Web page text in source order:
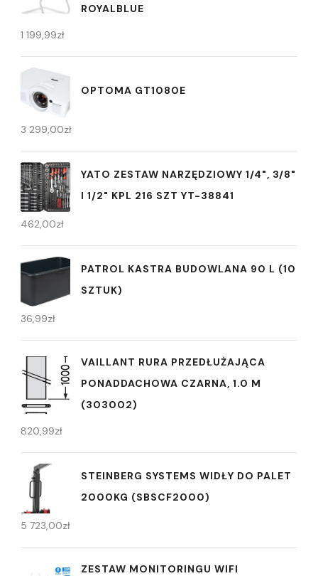
ROYALBLUE
1 199,99zł
OPTOMA GT1080E
3 299,00zł
YATO ZESTAW NARZĘDZIOWY 1/4", 3/8"
I 1/2" KPL 216 SZT YT-38841
462,00zł
PATROL KASTRA BUDOWLANA 90 L (10
SZTUK)
36,99zł
VAILLANT RURA PRZEDŁUŻAJĄCA
PONADDACHOWA CZARNA, 1.0 M
(303002)
820,99zł
STEINBERG SYSTEMS WIDŁY DO PALET
2000KG (SBSCF2000)
5 723,00zł
ZESTAW MONITORINGU WIFI